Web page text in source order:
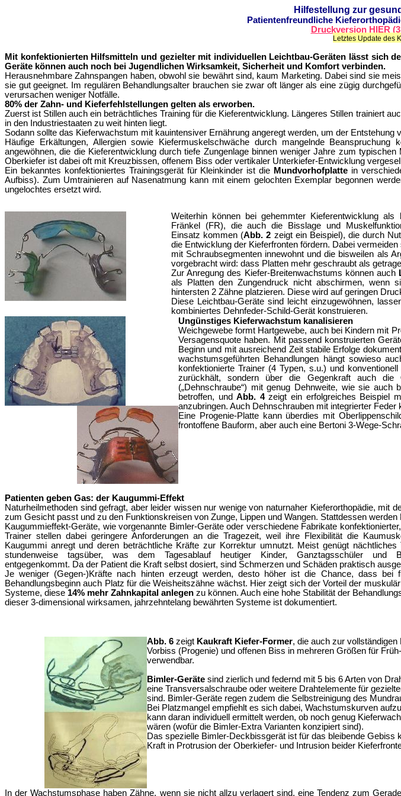
Hilfestellung zur
Patientenfreundliche
Druckversion HIER
Letztes Update des
Mit konfektionierten Hilfsmitteln und gezielter mit individuellen Leichtbau-Geräten lässt sich
Geräte können auch noch bei Jugendlichen Wirksamkeit, Sicherheit und Komfort verbinden.
Herausnehmbare Zahnspangen haben, obwohl sie bewährt sind, kaum Marketing. Dabei sind sie
sie gut geeignet. Im regulären Behandlungsalter brauchen sie zwar oft länger als eine zügig
verursachen weniger Notfälle.
80% der Zahn- und Kieferfehlstellungen gelten als erworben.
Zuerst ist Stillen auch ein beträchtliches Training für die Kieferentwicklung. Längeres Stillen trainiert
in den Industriestaaten zu weit hinten liegt.
Sodann sollte das Kieferwachstum mit kauintensiver Ernährung angeregt werden, um der Entstehung
Häufige Erkältungen, Allergien sowie Kiefermuskelschwäche durch mangelnde Beanspruchung
angewöhnen, die die Kieferentwicklung durch tiefe Zungenlage binnen weniger Jahre zum
Oberkiefer ist dabei oft mit Kreuzbissen, offenem Biss oder vertikaler Unterkiefer-Entwicklung
Ein bekanntes konfektioniertes Trainingsgerät für Kleinkinder ist die Mundvorhofplatte in
Aufbiss). Zum Umtrainieren auf Nasenatmung kann mit einem gelochten Exemplar begonnen
ungelochtes ersetzt wird.
Weiterhin können bei gehemmter Kieferentwicklung als
Fränkel (FR), die auch die Bisslage und
Einsatz kommen (Abb. 2 zeigt ein Beispiel), die durch
die Entwicklung der Kieferfronten fördern. Dabei vermeiden
mit Schraubsegmenten innewohnt und die bisweilen als
vorgebracht wird: dass Platten mehr geschraubt als
Zur Anregung des Kiefer-Breitenwachstums können auch
als Platten den Zungendruck nicht abschirmen, wenn
hintersten 2 Zähne platzieren. Diese wird auf geringen
Diese Leichtbau-Geräte sind leicht einzugewöhnen,
kombiniertes Dehnfeder-Schild-Gerät konstruieren.
Ungünstiges Kieferwachstum kanalisieren
Weichgewebe formt Hartgewebe, auch bei Kindern mit
Versagensquote haben. Mit passend konstruierten
Beginn und mit ausreichend Zeit stabile Erfolge
wachstumsgeführten Behandlungen hängt sowieso
konfektionierte Trainer (4 Typen, s.u.) und
zurückhält, sondern über die Gegenkraft auch die
(„Dehnschraube“) mit genug Dehnweite, wie sie auch
betroffen, undAbb. 4zeigt ein erfolgreiches Beispiel
anzubringen. Auch Dehnschrauben mit integrierter Feder
Eine Progenie-Platte kann überdies mit
frontoffene Bauform, aber auch eine Bertoni 3-Wege-
Patienten geben Gas: der Kaugummi-Effekt
Naturheilmethoden sind gefragt, aber leider wissen nur wenige von naturnaher Kieferorthopädie,
zum Gesicht passt und zu den Funktionskreisen von Zunge, Lippen und Wangen. Stattdessen
Kaugummieffekt-Geräte, wie vorgenannte Bimler-Geräte oder verschiedene Fabrikate
Trainer stellen dabei geringere Anforderungen an die Tragezeit, weil ihre Flexibilität die
Kaugummi anregt und deren beträchtliche Kräfte zur Korrektur umnutzt. Meist genügt nächtliches
stundenweise tagsüber, was dem Tagesablauf heutiger Kinder, Ganztagsschüler und
entgegenkommt. Da der Patient die Kraft selbst dosiert, sind Schmerzen und Schäden praktisch
Je weniger (Gegen-)Kräfte nach hinten erzeugt werden, desto höher ist die Chance, dass bei
Behandlungsbeginn auch Platz für die Weisheitszähne wächst. Hier zeigt sich der Vorteil der
Systeme, diese 14% mehr Zahnkapital anlegen zu können. Auch eine hohe Stabilität der
dieser 3-dimensional wirksamen, jahrzehntelang bewährten Systeme ist dokumentiert.
Abb. 6 zeigt Kaukraft Kiefer-Former, die auch zur
Vorbiss (Progenie) und offenen Biss in mehreren Größen für
verwendbar.
Bimler-Geräte sind zierlich und federnd mit 5 bis 6 Arten von
eine Transversalschraube oder weitere Drahtelemente für
sind. Bimler-Geräte regen zudem die Selbstreinigung des
Bei Platzmangel empfiehlt es sich dabei, Wachstumskurven
kann daran individuell ermittelt werden, ob noch genug
wären (wofür die Bimler-Extra Varianten konzipiert sind).
Das spezielle Bimler-Deckbissgerät ist für das bleibende Gebiss
Kraft in Protrusion der Oberkiefer- und Intrusion beider
In der Wachstumsphase haben Zähne, wenn sie nicht allzu verlagert sind, eine Tendenz zum